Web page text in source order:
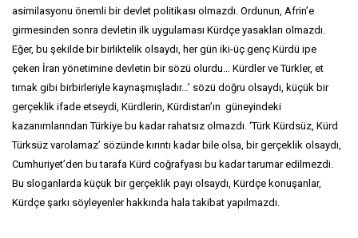
asimilasyonu önemli bir devlet politikası olmazdı. Ordunun, Afrin’e
girmesinden sonra devletin ilk uygulaması Kürdçe yasakları olmazdı.
Eğer, bu şekilde bir birliktelik olsaydı, her gün iki-üç genç Kürdü ipe
çeken İran yönetimine devletin bir sözü olurdu… Kürdler ve Türkler, et
tırnak gibi birbirleriyle kaynaşmışladır…’ sözü doğru olsaydı, küçük bir
gerçeklik ifade etseydi, Kürdlerin, Kürdistan’ın güneyindeki
kazanımlarından Türkiye bu kadar rahatsız olmazdı. ‘Türk Kürdsüz, Kürd
Türksüz varolamaz’ sözünde kırıntı kadar bile olsa, bir gerçeklik olsaydı,
Cumhuriyet’den bu tarafa Kürd coğrafyası bu kadar tarumar edilmezdi.
Bu sloganlarda küçük bir gerçeklik payı olsaydı, Kürdçe konuşanlar,
Kürdçe şarkı söyleyenler hakkında hala takibat yapılmazdı.